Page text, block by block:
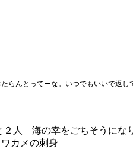
らんとってーな。いつでもいいで返し
人 海の幸をごちそうにな
カメの刺身